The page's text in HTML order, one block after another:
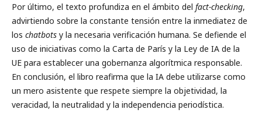
Por último, el texto profundiza en el ámbito del fact-checking,
advirtiendo sobre la constante tensión entre la inmediatez de
los chatbotsy la necesaria verificación humana. Se defiende el
uso de iniciativas como la Carta de París y la Ley de IA de la
UE para establecer una gobernanza algorítmica responsable.
En conclusión, el libro reafirma que la IA debe utilizarse como
un mero asistente que respete siempre la objetividad, la
veracidad, la neutralidad y la independencia periodística.